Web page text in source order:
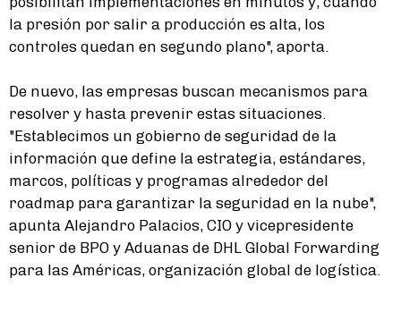
la presión por salir a producción es alta, los
controles quedan en segundo plano", aporta.
De nuevo, las empresas buscan mecanismos para
resolver y hasta prevenir estas situaciones.
"Establecimos un gobierno de seguridad de la
información que define la estrategia, estándares,
marcos, políticas y programas alrededor del
roadmap para garantizar la seguridad en la nube",
apunta Alejandro Palacios, CIO y vicepresidente
senior de BPO y Aduanas de DHL Global Forwarding
para las Américas, organización global de logística.